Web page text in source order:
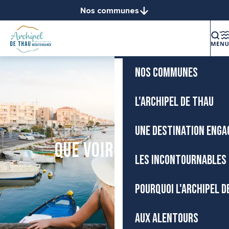
contenu
principal
Nos communes
Bouzigues
Mèze
Montbazin
Vic-la-Gardiole
Villeveyrac
Accueil
NOS COMMUNES
L'ARCHIPEL DE THAU
UNE DESTINATION
LES
POURQUOI L'ARCHIPEL
AUX ALENTOURS
Que voir à Sète ?